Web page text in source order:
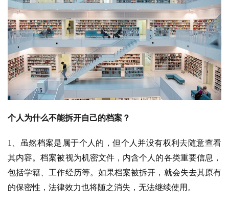
个人为什么不能拆开自己的档案？
1、虽然档案是属于个人的，但个人并没有权利去随意查看
其内容。档案被视为机密文件，内含个人的各类重要信息，
包括学籍、工作经历等。如果档案被拆开，就会失去其原有
的保密性，法律效力也将随之消失，无法继续使用。